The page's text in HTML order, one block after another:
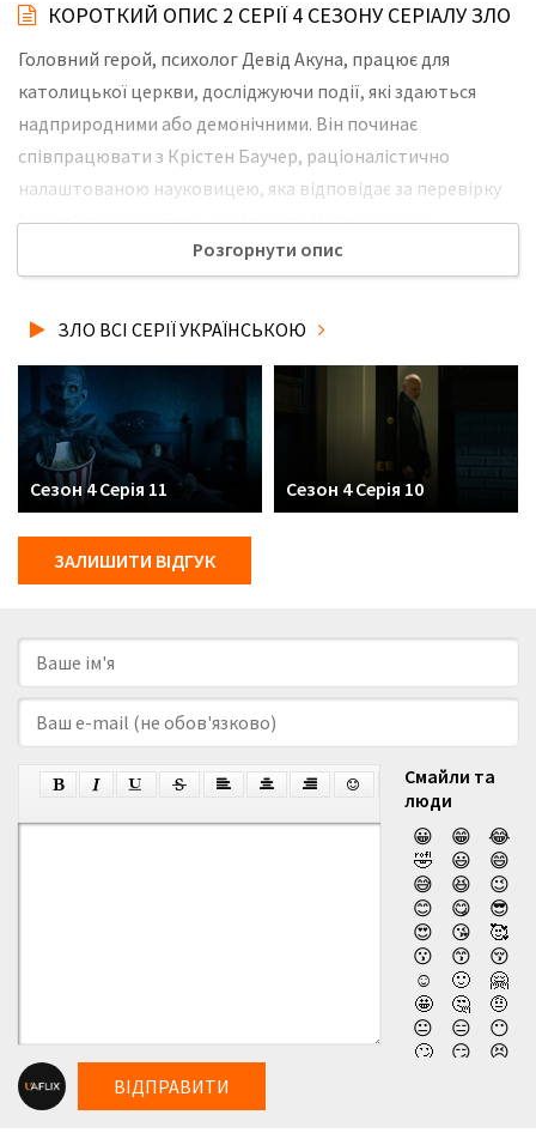
КОРОТКИЙ ОПИС 2 СЕРІЇ 4 СЕЗОНУ СЕРІАЛУ ЗЛО
Головний герой, психолог Девід Акуна, працює для
католицької церкви, досліджуючи події, які здаються
надприродними або демонічними. Він починає
співпрацювати з Крістен Баучер, раціоналістично
налаштованою науковицею, яка відповідає за перевірку
"чудес" та інших явищ, які можуть мати наукове
пояснення. Вони також отримують підтримку від Бена
та надприродні явища. Не забудьте розповісти друзям, де
українською мовою, у хорошій hd якості та з українськими
субтитрами!
Розгорнути опис
ЗЛО ВСІ СЕРІЇ УКРАЇНСЬКОЮ
Сезон 4 Серія 11 Сезон 4 Серія 10
ЗАЛИШИТИ ВІДГУК
Смайли та
люди
😀
😁
😂
🤣
😃
😄
😅
😆
😉
😊
😋
😎
😍
😘
🥰
😗
😙
😚
☺️
🙂
🤗
🤩
🤔
🤨
😐
😑
😶
🙄
😏
😣
ВІДПРАВИТИ